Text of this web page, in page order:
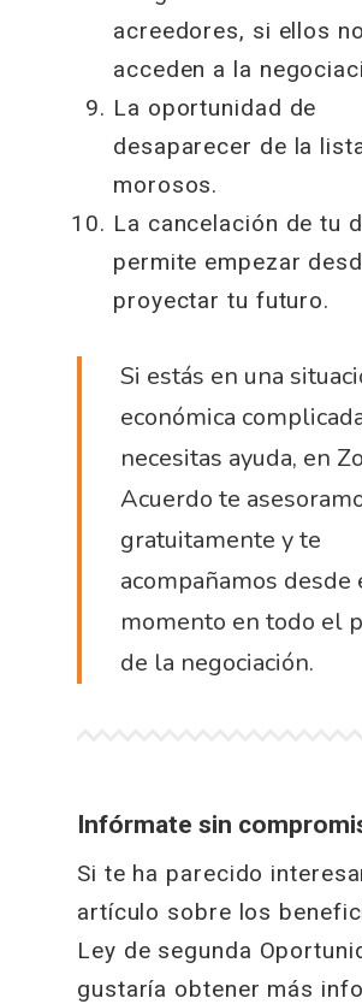
acreedores, si ellos no
acceden a la
La oportunidad de
desaparecer de la
morosos.
La cancelación de tu
permite empezar
proyectar tu futuro.
Si estás en una
económica
necesitas ayuda, en
Acuerdo te
gratuitamente y te
acompañamos
momento en todo el
de la negociación.
Infórmate sin
Si te ha parecido
artículo sobre los
Ley de segunda
gustaría obtener más